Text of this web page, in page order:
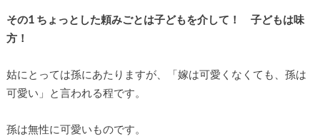
その1 ちょっとした頼みごとは子どもを介して！ 子どもは味
方！
姑にとっては孫にあたりますが、「嫁は可愛くなくても、孫は
可愛い」と言われる程です。
孫は無性に可愛いものです。